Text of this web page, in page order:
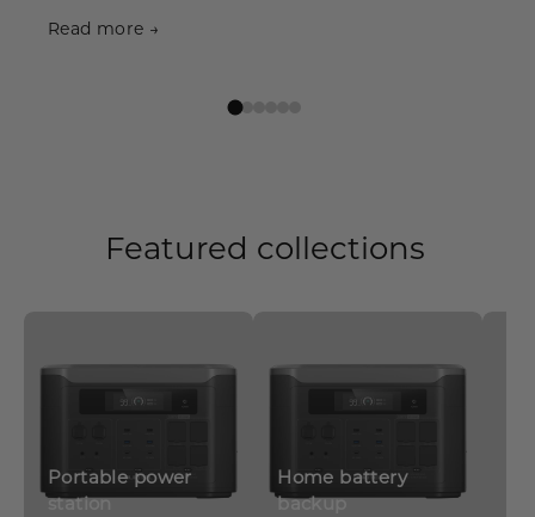
Read more →
Featured collections
Portable power
station
Home battery
backup